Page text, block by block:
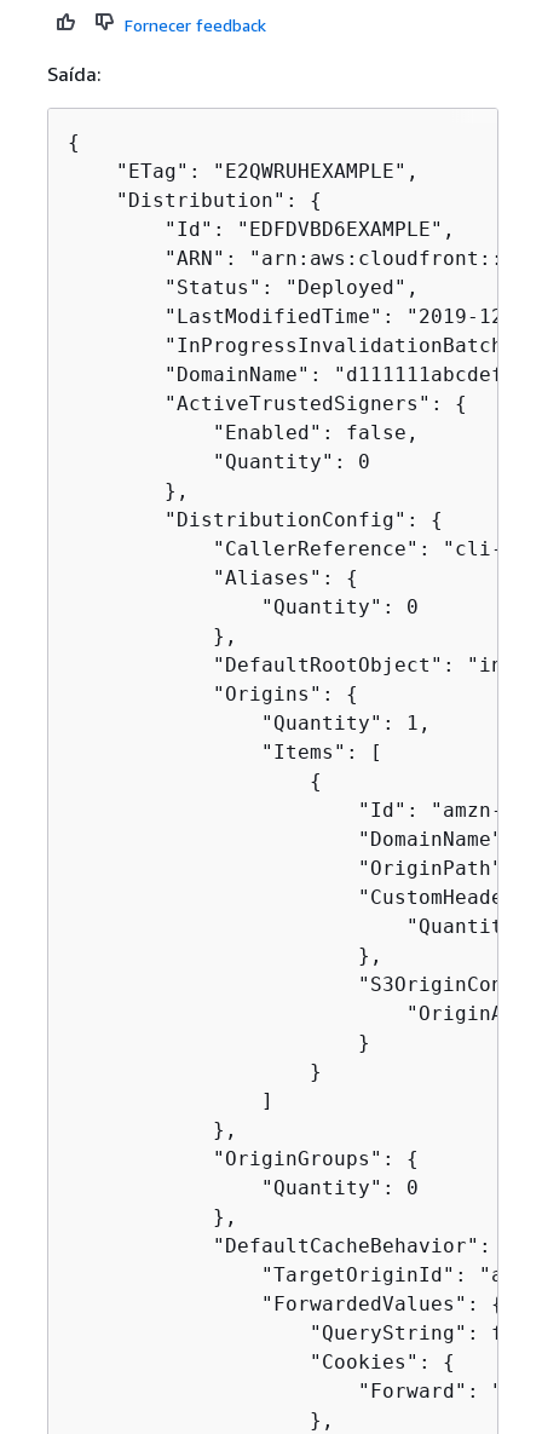
Fornecer feedback
Saída:
{
    "ETag": "E2QWRUHEXAMPLE",
    "Distribution":
{
        "Id": "EDFDVBD6EXAMPLE",
"ARN":
        "Status": "Deployed",
"LastModifiedTime": "2019-12-
"DomainName":
        "ActiveTrustedSigners":
{
            "Enabled": false,
            "Quantity": 0
        },
        "DistributionConfig":
{
"CallerReference": "cli-
            "Aliases":
{
                "Quantity": 0
            },
"DefaultRootObject":
            "Origins":
{
                "Quantity": 1,
                "Items": [
{
"Id": "amzn-
"DomainName":
"OriginPath":
                        },
                        }
                    }
                ]
            },
            "OriginGroups":
{
                "Quantity": 0
            },
            "DefaultCacheBehavior":
"TargetOriginId":
                "ForwardedValues":
{
"QueryString":
                    "Cookies":
{
"Forward":
                    },